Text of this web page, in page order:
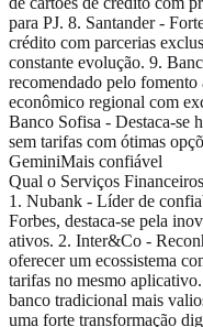
para PJ. 8. Santander -
crédito com parcerias
constante evolução. 9.
recomendado pelo
econômico regional com
Banco Sofisa - Destaca-se
sem tarifas com ótimas
GeminiMais confiável
Qual o Serviços
1. Nubank - Líder de
Forbes, destaca-se pela
ativos. 2. Inter&Co -
oferecer um ecossistema
tarifas no mesmo
banco tradicional mais
uma forte transformação